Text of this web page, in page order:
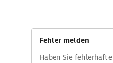
Fehler melden
Haben Sie